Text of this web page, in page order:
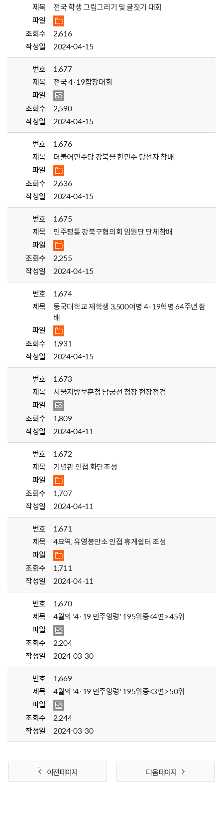
제목
전국 학생 그림그리기 및 글짓기 대회
파일
조회수
2,616
작성일
2024-04-15
번호
1,677
제목
전국 4·19합창대회
파일
조회수
2,590
작성일
2024-04-15
번호
1,676
제목
더불어민주당 강북을 한민수 당선자 참배
파일
조회수
2,636
작성일
2024-04-15
번호
1,675
제목
민주평통 강북구협의회 임원단 단체참배
파일
조회수
2,255
작성일
2024-04-15
번호
1,674
제목
동국대학교 재학생 3,500여명 4·19혁명 64주년 참
배
파일
조회수
1,931
작성일
2024-04-15
번호
1,673
제목
서울지방보훈청 남궁선 청장 현장점검
파일
조회수
1,809
작성일
2024-04-11
번호
1,672
제목
기념관 인접 화단조성
파일
조회수
1,707
작성일
2024-04-11
번호
1,671
제목
4묘역, 유영봉안소 인접 휴게쉼터 조성
파일
조회수
1,711
작성일
2024-04-11
번호
1,670
제목
4월의 '4·19 민주영령' 195위중<4편> 45위
파일
조회수
2,204
작성일
2024-03-30
번호
1,669
제목
4월의 '4·19 민주영령' 195위중<3편> 50위
파일
조회수
2,244
작성일
2024-03-30
이전 페이지 다음 페이지